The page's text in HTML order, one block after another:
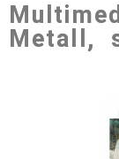
Metall,